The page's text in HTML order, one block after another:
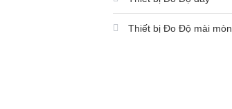
Thiết bị Đo Độ mài mòn